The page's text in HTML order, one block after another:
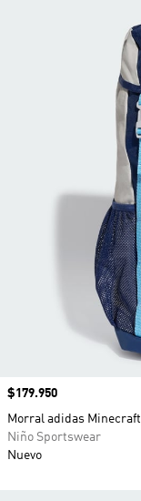
Precio
$179.950
Morral adidas Minecraft
Niño Sportswear
Nuevo